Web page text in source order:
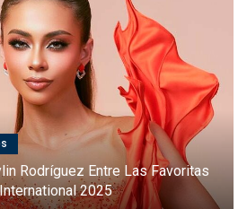
Latina En Cantar En El Desfile